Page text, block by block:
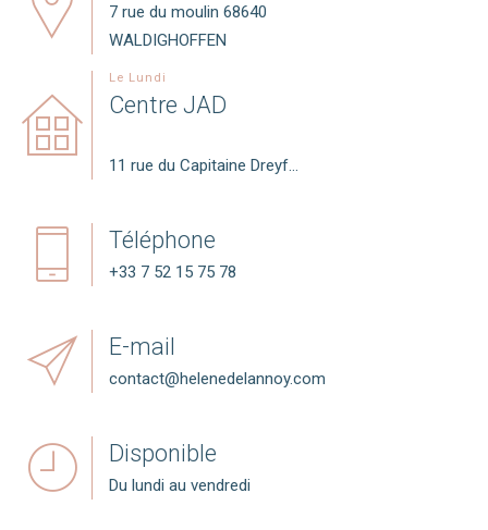
7 rue du moulin 68640
WALDIGHOFFEN
Le Lundi
Centre JAD
11 rue du Capitaine Dreyfus
Téléphone
+33 7 52 15 75 78
E-mail
contact@helenedelannoy.com
Disponible
Du lundi au vendredi